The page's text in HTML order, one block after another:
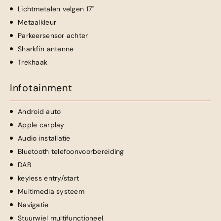
Lichtmetalen velgen 17"
Metaalkleur
Parkeersensor achter
Sharkfin antenne
Trekhaak
Infotainment
Android auto
Apple carplay
Audio installatie
Bluetooth telefoonvoorbereiding
DAB
keyless entry/start
Multimedia systeem
Navigatie
Stuurwiel multifunctioneel